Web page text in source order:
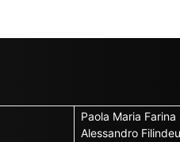
Paola Maria Farina
Alessandro Filindeu